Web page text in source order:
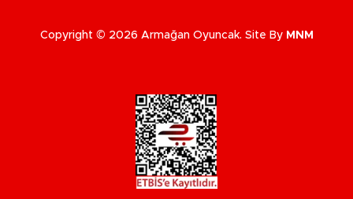
Copyright © 2026 Armağan Oyuncak. Site By MNM